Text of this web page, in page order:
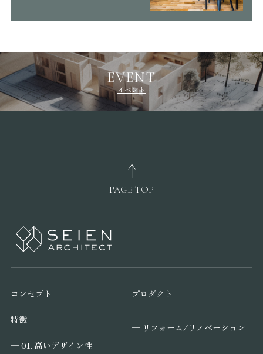
EVENT
イベント
PAGE TOP
コンセプト
特徴
─ 01. 高いデザイン性
プロダクト
─ リフォーム/リノベーション